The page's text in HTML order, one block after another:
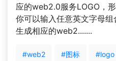
应的web2.0服务LOGO，
你可以输入任意英文字母
生成相应的web2.......
#web2 #图标 #logo